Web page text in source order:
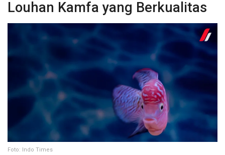
Louhan Kamfa yang Berkualitas
Foto: Indo Times